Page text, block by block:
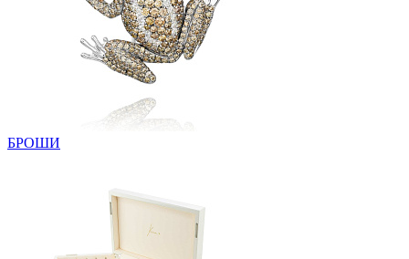
БРОШИ